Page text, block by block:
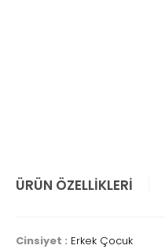
ÜRÜN ÖZELLIKLERI
Cinsiyet : Erkek Çocuk